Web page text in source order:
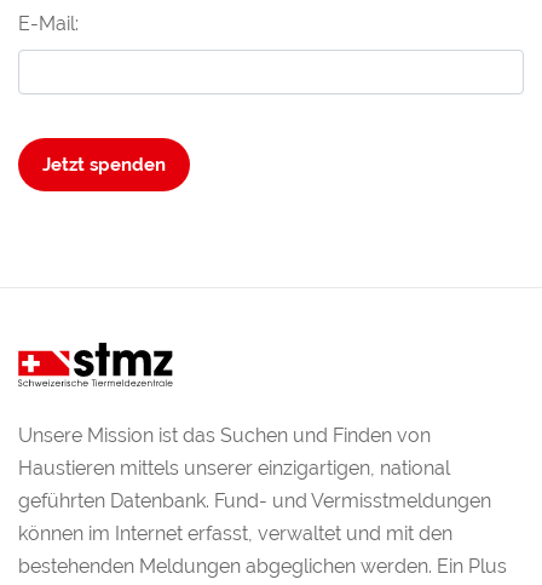
E-Mail:
Jetzt spenden
Unsere Mission ist das Suchen und Finden von
Haustieren mittels unserer einzigartigen, national
geführten Datenbank. Fund- und Vermisstmeldungen
können im Internet erfasst, verwaltet und mit den
bestehenden Meldungen abgeglichen werden. Ein Plus